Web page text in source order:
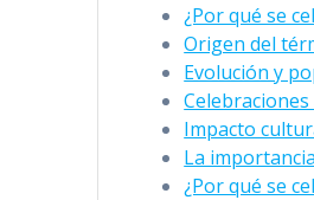
¿Por qué se
Origen del
Evolución y
Impacto
La
¿Por qué se